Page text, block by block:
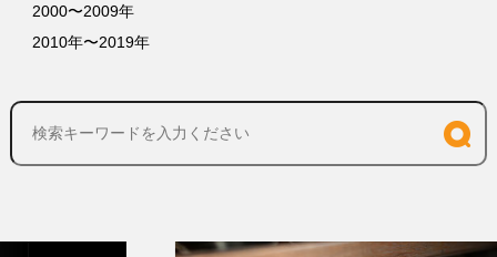
2000〜2009年
2010年〜2019年